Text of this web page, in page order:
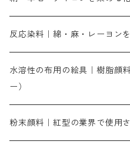
人気のおすすめ直接染料
染色に必要な薬品類
お買い得品
染料一覧
人気のおすすめ染料
染色に必要な薬品類
補助薬品
反応染料｜綿・麻・レーヨン
お勧めの3原色（赤・青・黄色
お勧め｜スミフィックス～
3原色以外の色目
赤色
染色に必要な薬品
水溶性の布用の絵具｜樹脂顔
ー）
ネオカラー（色）
粉末顔料｜紅型の業界で使用